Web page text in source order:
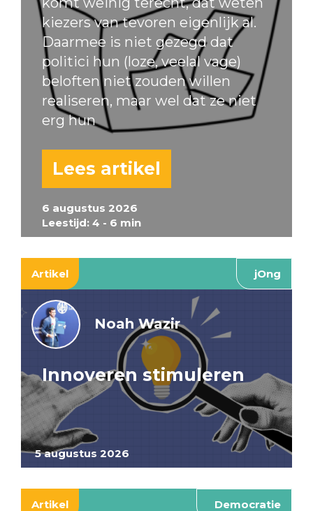
6 augustus 2026
Leestijd: 4 - 6 min
kiezers van tevoren eigenlijk al.
Daarmee is niet gezegd dat
politici hun (loze, veelal vage)
beloften niet zouden willen
realiseren, maar wel dat ze niet
erg hun
Lees artikel
Artikel jOng
5 augustus 2026
Noah Wazir
Innoveren stimuleren
Artikel Democratie